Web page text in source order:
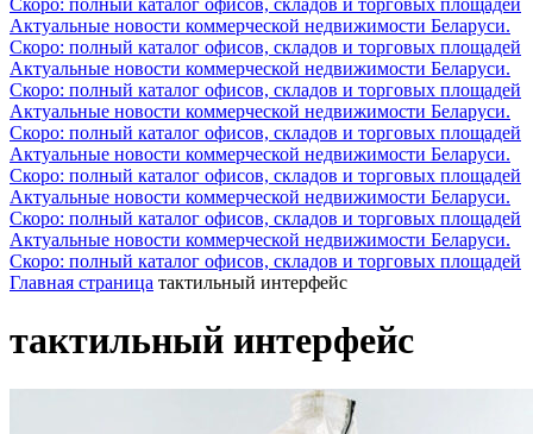
Актуальные новости коммерческой недвижимости Беларуси.
Скоро: полный каталог офисов, складов и торговых площадей
Актуальные новости коммерческой недвижимости Беларуси.
Скоро: полный каталог офисов, складов и торговых площадей
Актуальные новости коммерческой недвижимости Беларуси.
Скоро: полный каталог офисов, складов и торговых площадей
Актуальные новости коммерческой недвижимости Беларуси.
Скоро: полный каталог офисов, складов и торговых площадей
Актуальные новости коммерческой недвижимости Беларуси.
Скоро: полный каталог офисов, складов и торговых площадей
Актуальные новости коммерческой недвижимости Беларуси.
Скоро: полный каталог офисов, складов и торговых площадей
Главная страница тактильный интерфейс
тактильный интерфейс